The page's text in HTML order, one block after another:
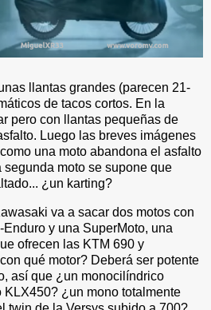
llantas grandes (parecen 21-
de tacos cortos. En la
pero con llantas pequeñas de
Luego las breves imágenes
una moto abandona el asfalto
segunda moto se supone que
¿un karting?
va a sacar dos motos con
Enduro y una SuperMoto, una
ofrecen las KTM 690 y
qué motor? Deberá ser potente
así que ¿un monocilíndrico
¿un mono totalmente